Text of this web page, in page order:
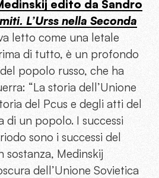
edito da Sandro
L’Urss nella Seconda
letto come una letale
di tutto, è un profondo
popolo russo, che ha
“La storia dell’Unione
del Pcus e degli atti del
di un popolo. I successi
sono i successi del
sostanza, Medinskij
dell’Unione Sovietica